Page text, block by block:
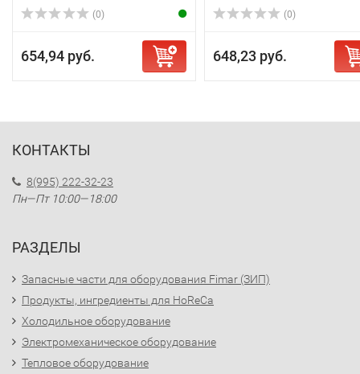
(0)
654,94 руб.
(0)
648,23 руб.
КОНТАКТЫ
8(995) 222-32-23
Пн—Пт 10:00—18:00
РАЗДЕЛЫ
Запасные части для оборудования Fimar (ЗИП)
Продукты, ингредиенты для HoReCa
Холодильное оборудование
Электромеханическое оборудование
Тепловое оборудование